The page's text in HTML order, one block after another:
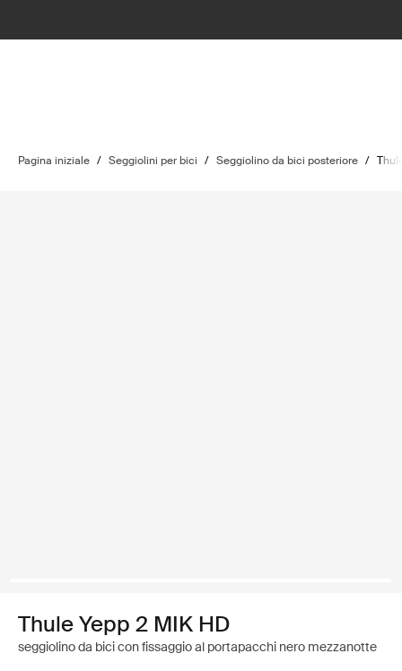
Pagina iniziale / Seggiolini per bici / Seggiolino da bici posteriore /
Thule Yepp 2 MIK HD
seggiolino da bici con fissaggio al portapacchi nero mezzanotte